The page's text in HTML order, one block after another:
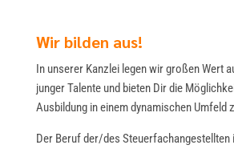
Wir bilden aus!
In unserer Kanzlei legen wir großen Wert
junger Talente und bieten Dir die
Ausbildung in einem dynamischen Umfeld
Der Beruf der/des Steuerfachangestellten